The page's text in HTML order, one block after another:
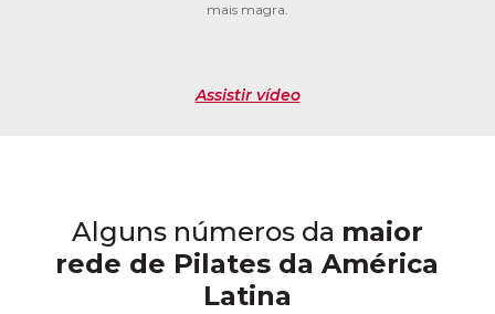
mais magra.
Assistir vídeo
Alguns números da maior
rede de Pilates da América
Latina